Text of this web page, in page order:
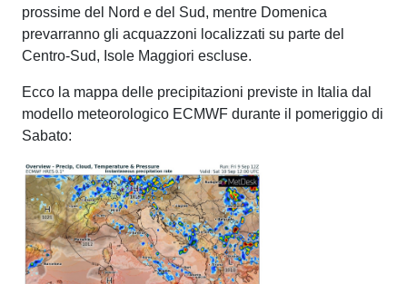
prossime del Nord e del Sud, mentre Domenica
prevarranno gli acquazzoni localizzati su parte del
Centro-Sud, Isole Maggiori escluse.
Ecco la mappa delle precipitazioni previste in Italia dal
modello meteorologico ECMWF durante il pomeriggio di
Sabato: